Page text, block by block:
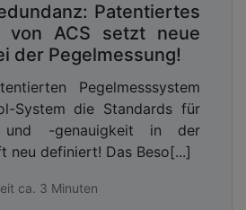
Patentiertes
von ACS setzt neue
der Pegelmessung!
Pegelmesssystem
System die Standards für
und -genauigkeit in der
neu definiert! Das Beso[...]
ca. 3 Minuten